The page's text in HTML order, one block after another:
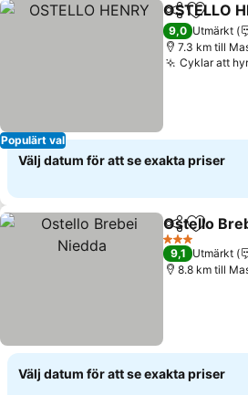
Populärt val
Dela Lägg
OSTELLO
9,0 Utmärkt
7.3 km till
Cyklar att
Välj datum för att se exakta priser
Dela Lägg
Ostello
3 Stjärnor
9,1 Utmärkt
8.8 km till
Välj datum för att se exakta priser